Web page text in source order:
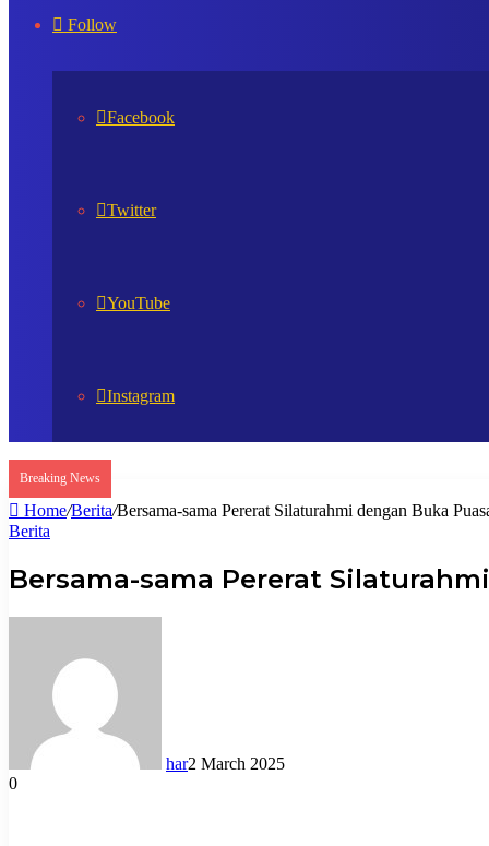
In
Follow
Facebook
Twitter
YouTube
Instagram
Breaking News
Home/Berita/Bersama-sama Pererat Silaturahmi dengan Buka
Berita
Bersama-sama Pererat
har2 March 2025
0